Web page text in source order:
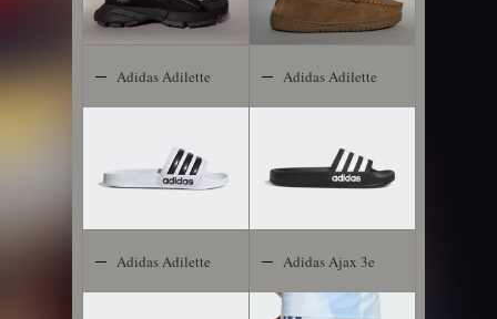
Adidas Adilette
Adidas Adilette
Adidas Adilette
Adidas Ajax 3e
2027 Kids